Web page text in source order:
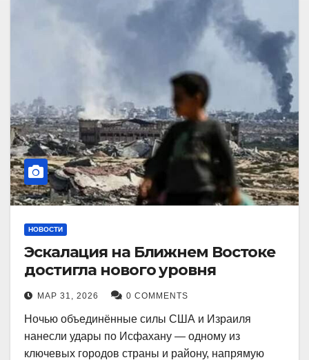
НОВОСТИ
Эскалация на Ближнем Востоке
достигла нового уровня
МАР 31, 2026 0 COMMENTS
Ночью объединённые силы США и Израиля
нанесли удары по Исфахану — одному из
ключевых городов страны и району, напрямую